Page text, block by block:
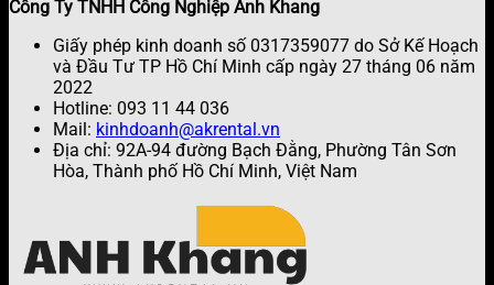
Công Ty TNHH Công Nghiệp Anh Khang
Giấy phép kinh doanh số 0317359077 do Sở Kế Hoạch
và Đầu Tư TP Hồ Chí Minh cấp ngày 27 tháng 06 năm
2022
Hotline: 093 11 44 036
Mail: kinhdoanh@akrental.vn
Địa chỉ: 92A-94 đường Bạch Đằng, Phường Tân Sơn
Hòa, Thành phố Hồ Chí Minh, Việt Nam